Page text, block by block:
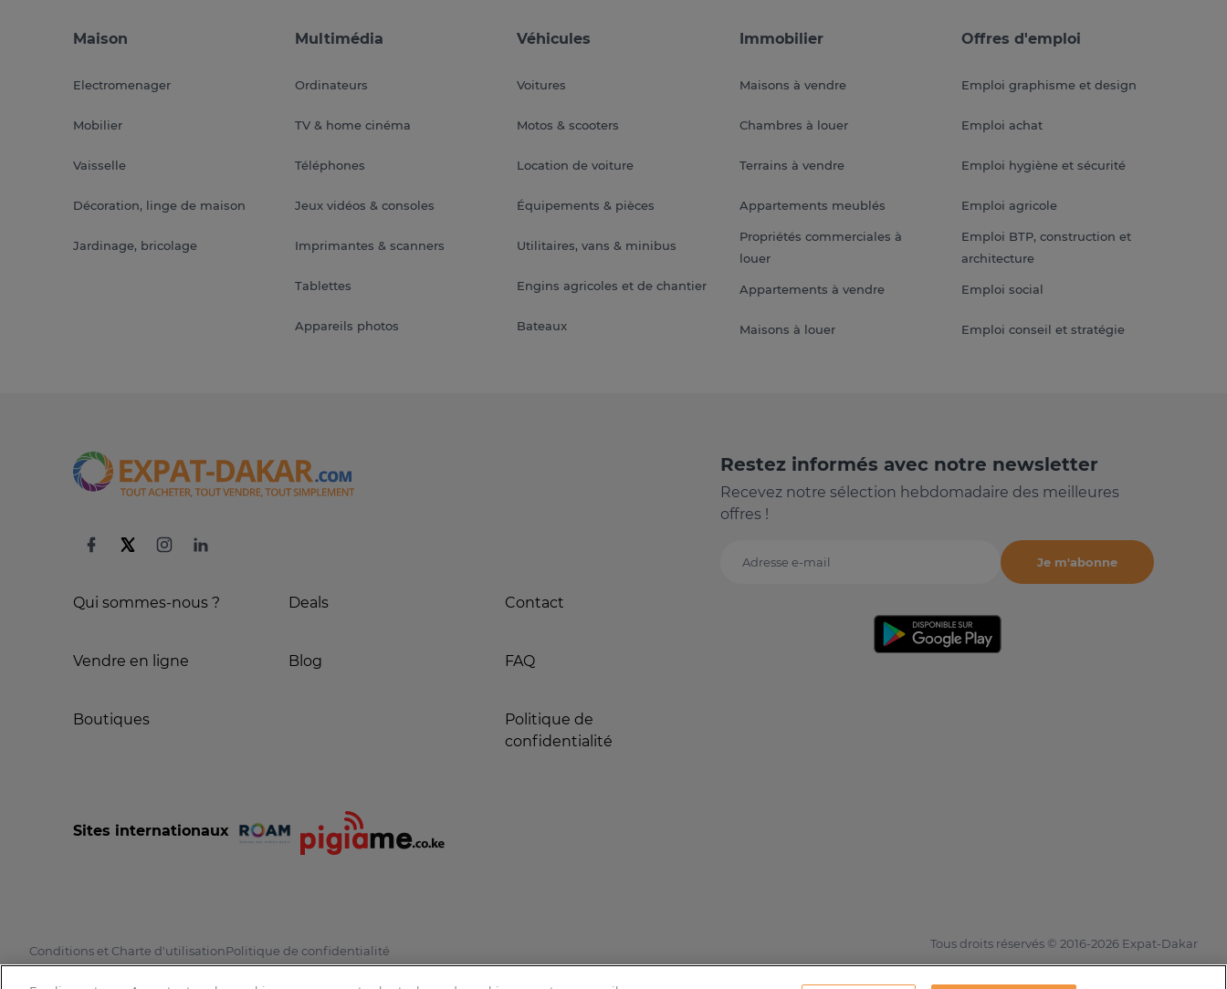
Maison
Electromenager
Mobilier
Vaisselle
Décoration, linge de maison
Jardinage, bricolage
Multimédia
Ordinateurs
TV & home cinéma
Téléphones
Jeux vidéos & consoles
Imprimantes & scanners
Tablettes
Appareils photos
Véhicules
Voitures
Motos & scooters
Location de voiture
Équipements & pièces
Utilitaires, vans & minibus
Engins agricoles et de chantier
Bateaux
Immobilier
Maisons à vendre
Chambres à louer
Terrains à vendre
Appartements meublés
Propriétés commerciales à
louer
Appartements à vendre
Maisons à louer
Offres d'emploi
Emploi graphisme et design
Emploi achat
Emploi hygiène et sécurité
Emploi agricole
Emploi BTP, construction et
architecture
Emploi social
Emploi conseil et stratégie
Qui sommes-nous ?
Vendre en ligne
Boutiques
Deals
Blog
Contact
FAQ
Politique de
confidentialité
Restez informés avec notre newsletter
Recevez notre sélection hebdomadaire des meilleures
offres !
Adresse e-mail
Je m'abonne
Sites internationaux
Conditions et Charte d'utilisationPolitique de confidentialité Tous droits réservés © 2016-2026 Expat-Dakar